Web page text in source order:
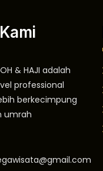
& HAJI adalah
professional
berkecimpung
umrah